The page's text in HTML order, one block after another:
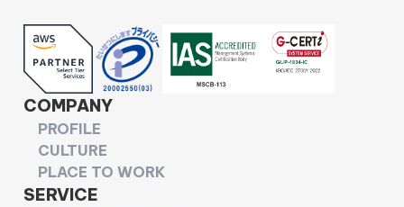
COMPANY
PROFILE
CULTURE
PLACE TO WORK
SERVICE